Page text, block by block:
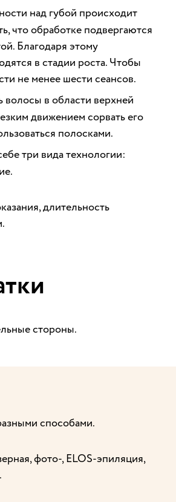
над губой происходит
что обработке подвергаются
Благодаря этому
в стадии роста. Чтобы
не менее шести сеансов.
волосы в области верхней
движением сорвать его
полосками.
три вида технологии:
длительность
стороны.
способами.
фото-, ELOS-эпиляция,